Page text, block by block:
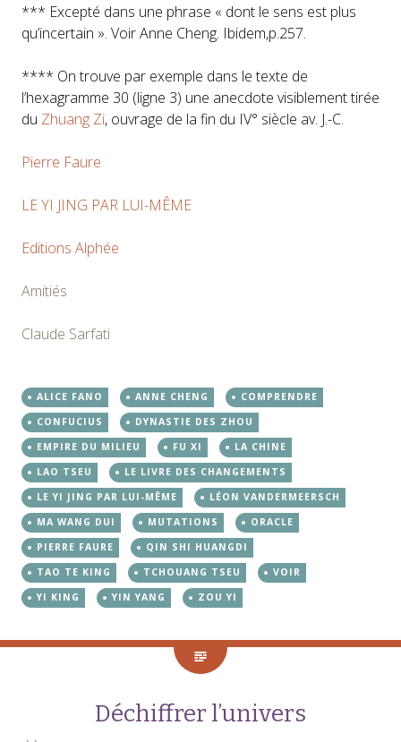
*** Excepté dans une phrase « dont le sens est plus
qu’incertain ». Voir Anne Cheng. Ibidem,p.257.
**** On trouve par exemple dans le texte de
l’hexagramme 30 (ligne 3) une anecdote visiblement tirée
du Zhuang Zi, ouvrage de la fin du IV° siècle av. J.-C.
Pierre Faure
LE YI JING PAR LUI-MÊME
Editions Alphée
Amitiés
Claude Sarfati
ALICE FANO ANNE CHENG
COMPRENDRE
CONFUCIUS
DYNASTIE DES ZHOU
EMPIRE DU MILIEU
FU XI
LA CHINE
LAO TSEU
LE LIVRE DES CHANGEMENTS
LE YI JING PAR LUI-MÊME
LÉON VANDERMEERSCH
MA WANG DUI
MUTATIONS
ORACLE
PIERRE FAURE
QIN SHI HUANGDI
TAO TE KING
TCHOUANG TSEU
VOIR
YI KING
YIN YANG ZOU YI
Déchiffrer l’univers